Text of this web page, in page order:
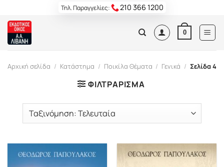
content
Τηλ. Παραγγελίες: 210 366 1200
0
Αρχική σελίδα / Κατάστημα / Ποικίλα Θέματα / Γενικά / Σελίδα 4
ΦΙΛΤΡΆΡΙΣΜΑ